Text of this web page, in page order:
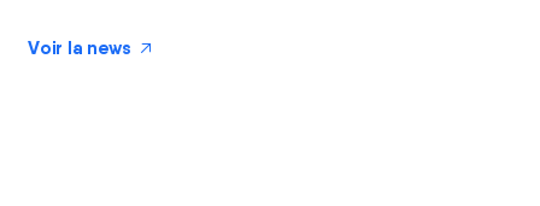
Voir la news ↗